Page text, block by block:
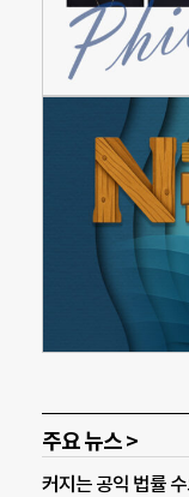
주요 뉴스 >
커지는 공익 법률